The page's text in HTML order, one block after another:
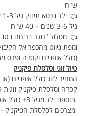
ש"ח
גיל 3-6 שנים – 40 ש"ח
👈 מסלול "חדר בריחה
(כולל אופניים וקסדה ופרס
טיול זוגי וסלסלת פיקניק
קסדה וסלסלת פיקניק זוגית 399 ש"ח
תוספת ילד
מצרכים לסלסלת הפיקניק - 99 ש"ח